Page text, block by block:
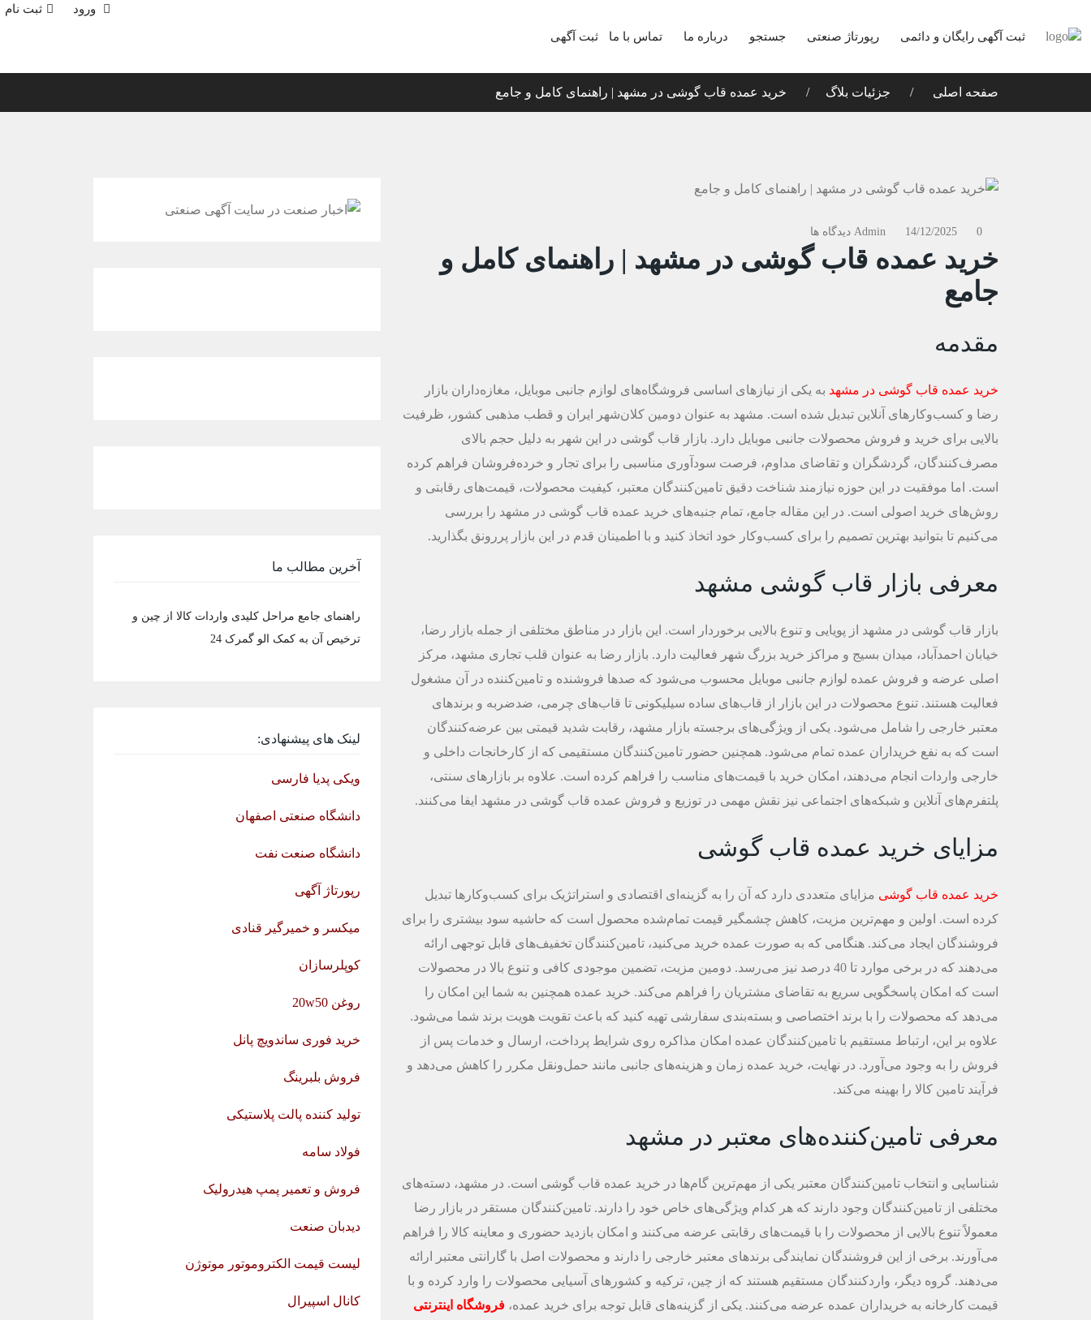
ثبت آگهی رایگان و دائمی رپورتاژ صنعتی جستجو درباره ما تماس با ما ثبت آگهی
ورود ثبت نام
صفحه اصلی جزئیات بلاگ خرید عمده قاب گوشی در مشهد | راهنمای کامل و جامع
Admin 14/12/2025 0 دیدگاه ها
خرید عمده قاب گوشی در مشهد | راهنمای کامل و
جامع
مقدمه
خرید عمده قاب گوشی در مشهد به یکی از نیازهای اساسی فروشگاه‌های لوازم جانبی موبایل، مغازه‌داران بازار
رضا و کسب‌وکارهای آنلاین تبدیل شده است. مشهد به عنوان دومین کلان‌شهر ایران و قطب مذهبی کشور، ظرفیت
بالایی برای خرید و فروش محصولات جانبی موبایل دارد. بازار قاب گوشی در این شهر به دلیل حجم بالای
مصرف‌کنندگان، گردشگران و تقاضای مداوم، فرصت سودآوری مناسبی را برای تجار و خرده‌فروشان فراهم کرده
است. اما موفقیت در این حوزه نیازمند شناخت دقیق تامین‌کنندگان معتبر، کیفیت محصولات، قیمت‌های رقابتی و
روش‌های خرید اصولی است. در این مقاله جامع، تمام جنبه‌های خرید عمده قاب گوشی در مشهد را بررسی
می‌کنیم تا بتوانید بهترین تصمیم را برای کسب‌وکار خود اتخاذ کنید و با اطمینان قدم در این بازار پررونق بگذارید.
معرفی بازار قاب گوشی مشهد
بازار قاب گوشی در مشهد از پویایی و تنوع بالایی برخوردار است. این بازار در مناطق مختلفی از جمله بازار رضا،
خیابان احمدآباد، میدان بسیج و مراکز خرید بزرگ شهر فعالیت دارد. بازار رضا به عنوان قلب تجاری مشهد، مرکز
اصلی عرضه و فروش عمده لوازم جانبی موبایل محسوب می‌شود که صدها فروشنده و تامین‌کننده در آن مشغول
فعالیت هستند. تنوع محصولات در این بازار از قاب‌های ساده سیلیکونی تا قاب‌های چرمی، ضدضربه و برندهای
معتبر خارجی را شامل می‌شود. یکی از ویژگی‌های برجسته بازار مشهد، رقابت شدید قیمتی بین عرضه‌کنندگان
است که به نفع خریداران عمده تمام می‌شود. همچنین حضور تامین‌کنندگان مستقیمی که از کارخانجات داخلی و
خارجی واردات انجام می‌دهند، امکان خرید با قیمت‌های مناسب را فراهم کرده است. علاوه بر بازارهای سنتی،
پلتفرم‌های آنلاین و شبکه‌های اجتماعی نیز نقش مهمی در توزیع و فروش عمده قاب گوشی در مشهد ایفا می‌کنند.
مزایای خرید عمده قاب گوشی
خرید عمده قاب گوشی مزایای متعددی دارد که آن را به گزینه‌ای اقتصادی و استراتژیک برای کسب‌وکارها تبدیل
کرده است. اولین و مهم‌ترین مزیت، کاهش چشمگیر قیمت تمام‌شده محصول است که حاشیه سود بیشتری را برای
فروشندگان ایجاد می‌کند. هنگامی که به صورت عمده خرید می‌کنید، تامین‌کنندگان تخفیف‌های قابل توجهی ارائه
می‌دهند که در برخی موارد تا 40 درصد نیز می‌رسد. دومین مزیت، تضمین موجودی کافی و تنوع بالا در محصولات
است که امکان پاسخگویی سریع به تقاضای مشتریان را فراهم می‌کند. خرید عمده همچنین به شما این امکان را
می‌دهد که محصولات را با برند اختصاصی و بسته‌بندی سفارشی تهیه کنید که باعث تقویت هویت برند شما می‌شود.
علاوه بر این، ارتباط مستقیم با تامین‌کنندگان عمده امکان مذاکره روی شرایط پرداخت، ارسال و خدمات پس از
فروش را به وجود می‌آورد. در نهایت، خرید عمده زمان و هزینه‌های جانبی مانند حمل‌ونقل مکرر را کاهش می‌دهد و
فرآیند تامین کالا را بهینه می‌کند.
معرفی تامین‌کننده‌های معتبر در مشهد
شناسایی و انتخاب تامین‌کنندگان معتبر یکی از مهم‌ترین گام‌ها در خرید عمده قاب گوشی است. در مشهد، دسته‌های
مختلفی از تامین‌کنندگان وجود دارند که هر کدام ویژگی‌های خاص خود را دارند. تامین‌کنندگان مستقر در بازار رضا
معمولاً تنوع بالایی از محصولات را با قیمت‌های رقابتی عرضه می‌کنند و امکان بازدید حضوری و معاینه کالا را فراهم
می‌آورند. برخی از این فروشندگان نمایندگی برندهای معتبر خارجی را دارند و محصولات اصل با گارانتی معتبر ارائه
می‌دهند. گروه دیگر، واردکنندگان مستقیم هستند که از چین، ترکیه و کشورهای آسیایی محصولات را وارد کرده و با
قیمت کارخانه به خریداران عمده عرضه می‌کنند. یکی از گزینه‌های قابل توجه برای خرید عمده، فروشگاه اینترنتی
آخرین مطالب ما
راهنمای جامع مراحل کلیدی واردات کالا از چین و
ترخیص آن به کمک الو گمرک 24
لینک های پیشنهادی:
ویکی پدیا فارسی
دانشگاه صنعتی اصفهان
دانشگاه صنعت نفت
رپورتاژ آگهی
میکسر و خمیرگیر قنادی
کوپلرسازان
روغن 20w50
خرید فوری ساندویچ پانل
فروش بلبرینگ
تولید کننده پالت پلاستیکی
فولاد سامه
فروش و تعمیر پمپ هیدرولیک
دیدبان صنعت
لیست قیمت الکتروموتور موتوژن
کانال اسپیرال